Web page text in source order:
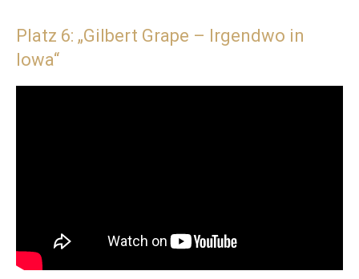
Platz 6: „Gilbert Grape – Irgendwo in
Iowa“